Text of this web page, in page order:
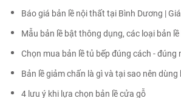
Báo giá bản lề nội thất tại Bình Dương |
Mẫu bản lề bật thông dụng, các loại bản
Chọn mua bản lề tủ bếp đúng cách - đúng
Bản lề giảm chấn là gì và tại sao nên dùng
4 lưu ý khi lựa chọn bản lề cửa gỗ